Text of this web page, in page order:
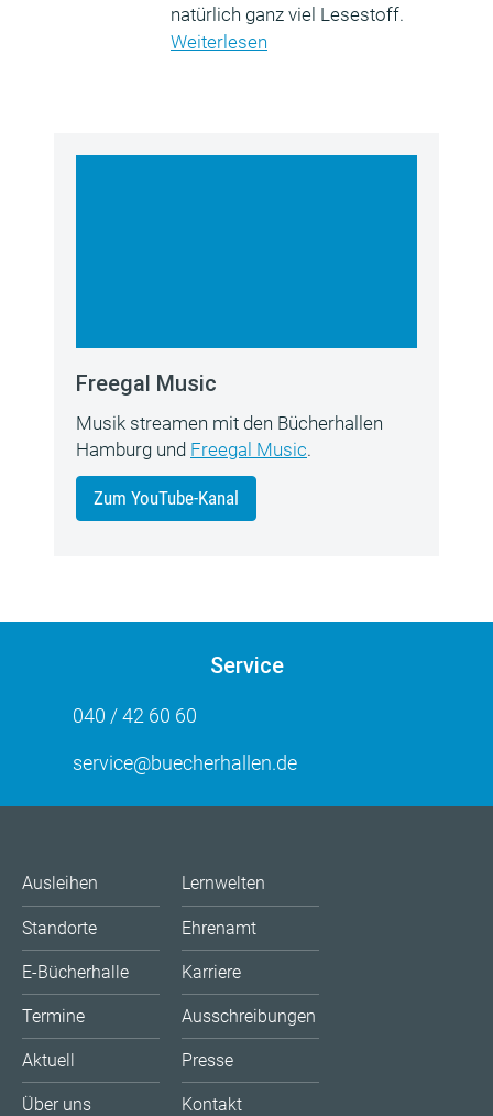
natürlich ganz viel Lesestoff.
Weiterlesen
Freegal Music
Musik streamen mit den Bücherhallen
Hamburg und Freegal Music.
Zum YouTube-Kanal
Service
040 / 42 60 60
service@buecherhallen.de
Ausleihen
Standorte
E-Bücherhalle
Termine
Aktuell
Über uns
Lernwelten
Ehrenamt
Karriere
Ausschreibungen
Presse
Kontakt